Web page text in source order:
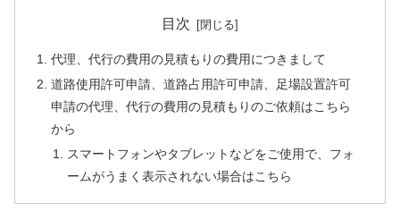
目次
代理、代行の費用の見積もりの費用につきまして
道路使用許可申請、道路占用許可申請、足場設置許可
申請の代理、代行の費用の見積もりのご依頼はこちら
から
スマートフォンやタブレットなどをご使用で、フォ
ームがうまく表示されない場合はこちら